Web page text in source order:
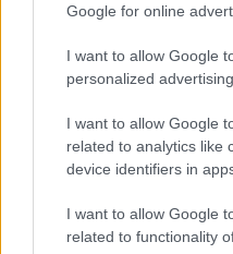
Google for online
I want to allow Google
personalized advertising.
I want to allow Google
related to analytics like
device identifiers in
I want to allow Google
related to functionality